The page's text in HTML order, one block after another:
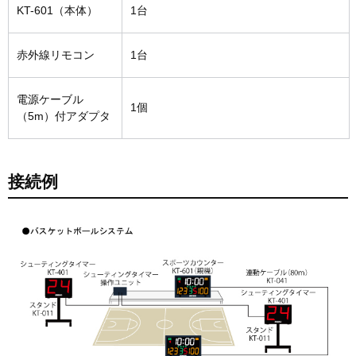
KT-601（本体） 1台
赤外線リモコン 1台
電源ケーブル
（5m）付アダプタ
1個
接続例